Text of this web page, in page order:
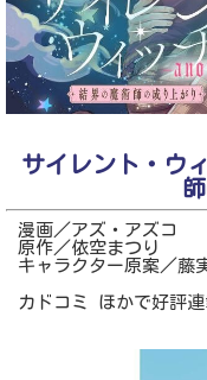
サイレント・ウ
漫画／アズ・アズコ
原作／依空まつり
キャラクター原案／藤
カドコミ ほかで好評連